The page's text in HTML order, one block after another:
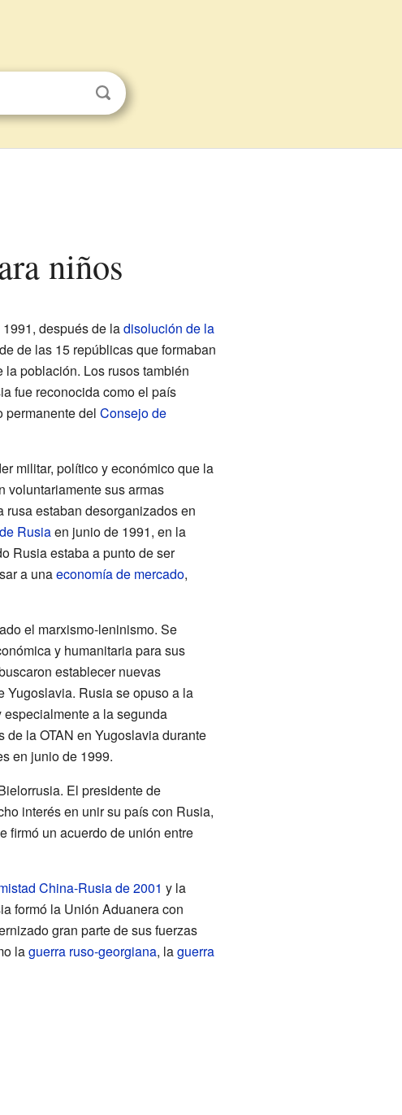
niños
después de ladisolución de la
de las 15 repúblicas que formaban
población. Los rusos también
fue reconocida como el país
permanente del Consejo de
militar, político y económico que la
voluntariamente sus armas
rusa estaban desorganizados en
Rusiaen junio de 1991, en la
Rusia estaba a punto de ser
a unaeconomía de mercado,
el marxismo-leninismo. Se
y humanitaria para sus
establecer nuevas
Rusia se opuso a la
a la segunda
la OTAN en Yugoslavia durante
en junio de 1999.
El presidente de
interés en unir su país con Rusia,
firmó un acuerdo de unión entre
China-Rusia de 2001 y la
formó la Unión Aduanera con
gran parte de sus fuerzas
laguerra ruso-georgiana, laguerra